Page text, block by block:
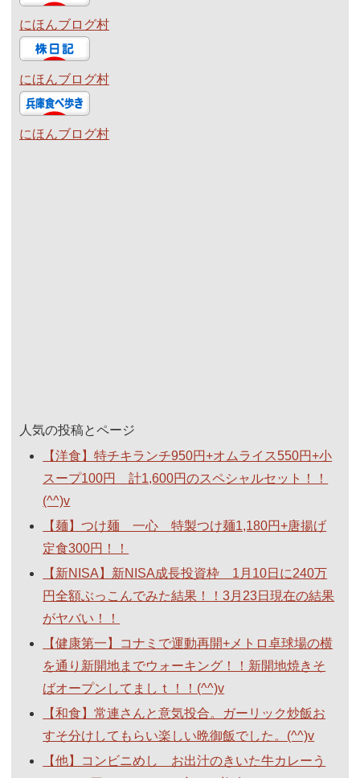
にほんブログ村
にほんブログ村
にほんブログ村
人気の投稿とページ
【洋食】特チキランチ950円+オムライス550円+小
スープ100円 計1,600円のスペシャルセット！！
(^^)v
【麺】つけ麺 一心 特製つけ麺1,180円+唐揚げ
定食300円！！
【新NISA】新NISA成長投資枠 1月10日に240万
円全額ぶっこんでみた結果！！3月23日現在の結果
がヤバい！！
【健康第一】コナミで運動再開+メトロ卓球場の横
を通り新開地までウォーキング！！新開地焼きそ
ばオープンしてましｔ！！(^^)v
【和食】常連さんと意気投合。ガーリック炒飯お
すそ分けしてもらい楽しい晩御飯でした。(^^)v
【他】コンビニめし お出汁のきいた牛カレーう